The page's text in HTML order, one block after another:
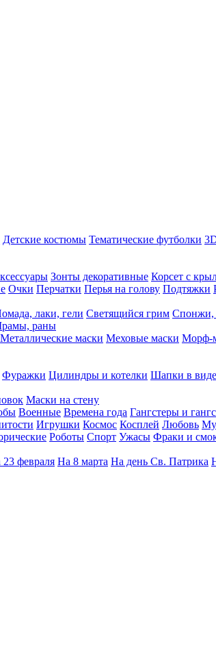
Детские костюмы Тематические футболки
Зонты декоративные Корсет с
Очки Перчатки Перья на голову Подтяжки
лаки, гели Светящийся грим Спонжи,
раны
Металлические маски Меховые маски Морф-
Фуражки Цилиндры и котелки Шапки в
Маски на стену
Военные Времена года Гангстеры и
Игрушки Космос Косплей Любовь
Роботы Спорт Ужасы Фраки и
февраля На 8 марта На день Св. Патрика